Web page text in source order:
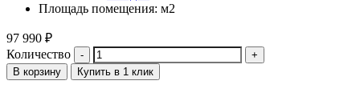
Площадь помещения: м2
97 990 ₽
Количество
В корзину Купить в 1 клик